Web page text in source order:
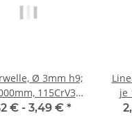
Ø 3mm h9;
115CrV3
und poliert
€ - 3,49 € *
je